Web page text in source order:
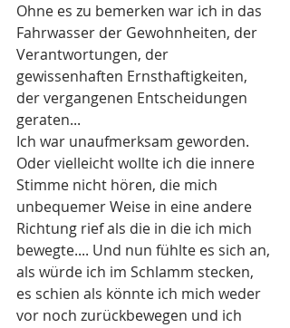
Ohne es zu bemerken war ich in das
Fahrwasser der Gewohnheiten, der
Verantwortungen, der
gewissenhaften Ernsthaftigkeiten,
der vergangenen Entscheidungen
geraten...
Ich war unaufmerksam geworden.
Oder vielleicht wollte ich die innere
Stimme nicht hören, die mich
unbequemer Weise in eine andere
Richtung rief als die in die ich mich
bewegte.... Und nun fühlte es sich an,
als würde ich im Schlamm stecken,
es schien als könnte ich mich weder
vor noch zurückbewegen und ich